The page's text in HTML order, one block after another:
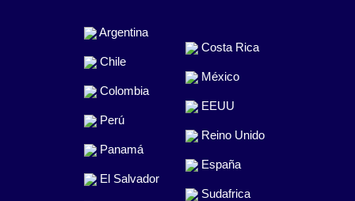
Argentina
Chile
Colombia
Perú
Panamá
El Salvador
Costa Rica
México
EEUU
Reino Unido
España
Sudafrica